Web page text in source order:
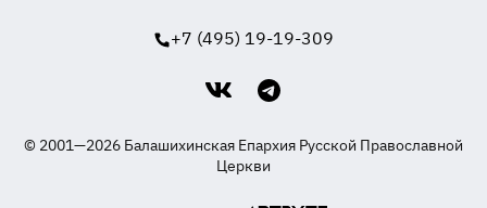
+7 (495) 19-19-309
© 2001—2026 Балашихинская Епархия Русской Православной
Церкви